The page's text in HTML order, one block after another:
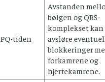
PQ-tiden
Avstanden
bølgen og QRS-
komplekset kan
avsløre
blokkeringer
forkamrene og
hjertekamrene.